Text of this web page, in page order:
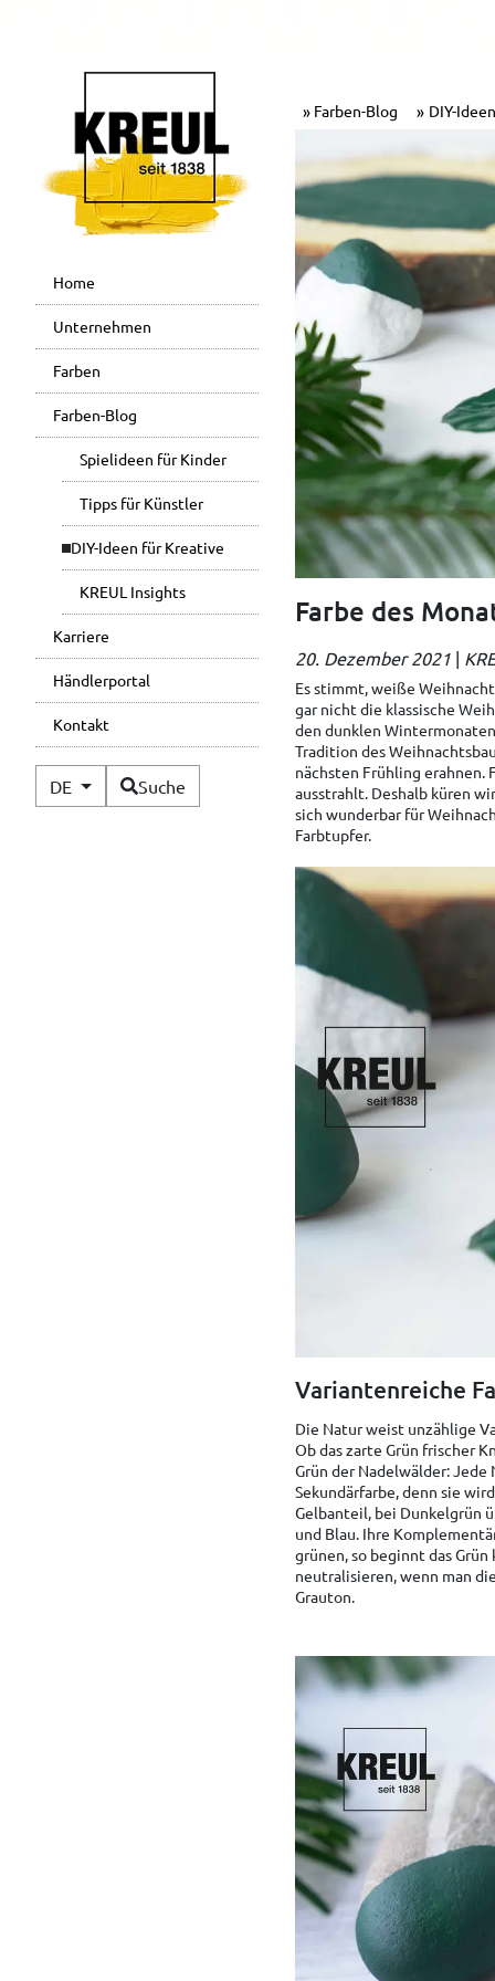
Home
Unternehmen
Farben
Farben-Blog
Spielideen für Kinder
Tipps für Künstler
DIY-Ideen für Kreative
KREUL Insights
Karriere
Händlerportal
Kontakt
DE Verfügbare Sprachen
Suche
Farben-Blog DIY-
Farbe des
20. Dezember 2021 |
Es stimmt, weiße
gar nicht die klassische
den dunklen
Tradition des
nächsten Frühling erahnen.
ausstrahlt. Deshalb küren
sich wunderbar für
Farbtupfer.
Variantenreiche
Die Natur weist unzählige
Ob das zarte Grün frischer
Grün der Nadelwälder:
Sekundärfarbe, denn sie
Gelbanteil, bei Dunkelgrün
und Blau. Ihre
grünen, so beginnt das
neutralisieren, wenn man
Grauton.